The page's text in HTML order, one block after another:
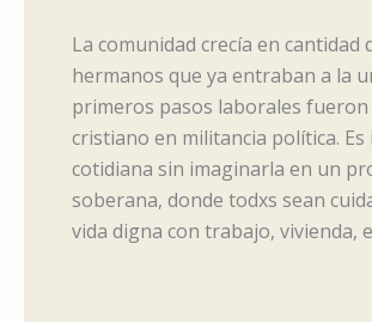
La comunidad crecía en
hermanos que ya entraban a la
primeros pasos laborales
cristiano en militancia política.
cotidiana sin imaginarla en un
soberana, donde todxs sean
vida digna con trabajo, vivienda,